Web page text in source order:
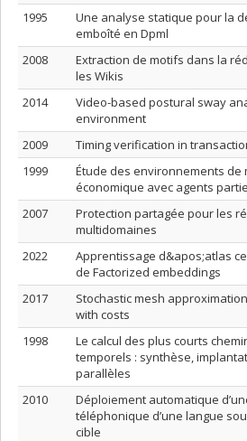
1995
Une analyse statique pour la
emboîté en Dpml
2008
Extraction de motifs dans la
les Wikis
2014
Video-based postural sway
environment
2009
Timing verification in
1999
Étude des environnements de
économique avec agents
2007
Protection partagée pour les
multidomaines
2022
Apprentissage d&apos;atlas
de Factorized embeddings
2017
Stochastic mesh
with costs
1998
Le calcul des plus courts
temporels : synthèse,
parallèles
2010
Déploiement automatique
téléphonique d’une langue
cible